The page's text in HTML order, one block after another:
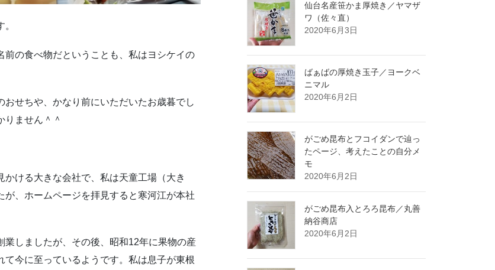
の食べ物だということも、私はヨシケイの
せちや、かなり前にいただいたお歳暮でし
りません＾＾
ける大きな会社で、私は天童工場（大き
、ホームページを拝見すると寒河江が本社
しましたが、その後、昭和12年に果物の産
今に至っているようです。私は息子が東根
仙台名産笹かま厚焼き／ヤマザ
ワ（佐々直）
2020年6月3日
ばぁばの厚焼き玉子／ヨークベ
ニマル
2020年6月2日
がごめ昆布とフコイダンで辿っ
たページ、考えたことの自分メ
モ
2020年6月2日
がごめ昆布入とろろ昆布／丸善
納谷商店
2020年6月2日